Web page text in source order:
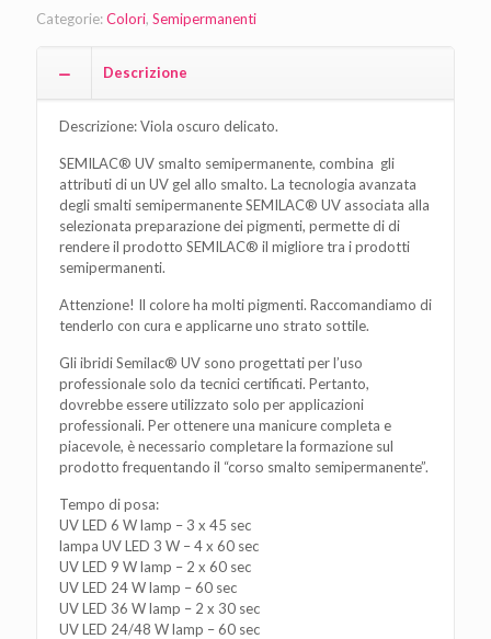
Categorie:Colori, Semipermanenti
Descrizione
Descrizione:Viola oscuro delicato.
SEMILAC® UV smalto semipermanente, combina gli
attributi di un UV gel allo smalto. La tecnologia avanzata
degli smalti semipermanente SEMILAC® UV associata alla
selezionata preparazione dei pigmenti, permette di di
rendere il prodotto SEMILAC® il migliore tra i prodotti
semipermanenti.
Attenzione! Il colore ha molti pigmenti. Raccomandiamo di
tenderlo con cura e applicarne uno strato sottile.
Gli ibridi Semilac® UV sono progettati per l’uso
professionale solo da tecnici certificati. Pertanto,
dovrebbe essere utilizzato solo per applicazioni
professionali. Per ottenere una manicure completa e
piacevole, è necessario completare la formazione sul
prodotto frequentando il “corso smalto semipermanente”.
Tempo di posa:
UV LED 6 W lamp – 3 x 45 sec
lampa UV LED 3 W – 4 x 60 sec
UV LED 9 W lamp – 2 x 60 sec
UV LED 24 W lamp – 60 sec
UV LED 36 W lamp – 2 x 30 sec
UV LED 24/48 W lamp – 60 sec